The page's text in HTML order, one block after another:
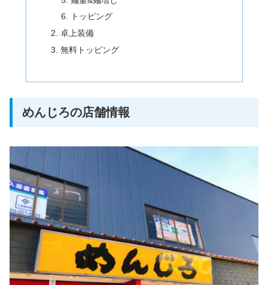
トッピング
卓上装備
無料トッピング
めんじろの店舗情報